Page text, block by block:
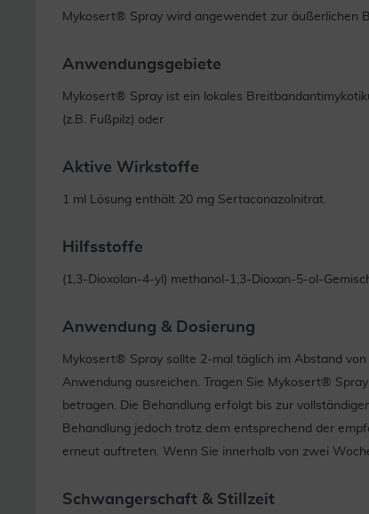
Mykosert® Spray wird angewendet zur äußerlichen
Anwendungsgebiete
Mykosert® Spray ist ein lokales
(z.B. Fußpilz) oder
Aktive Wirkstoffe
1 ml Lösung enthält 20 mg Sertaconazolnitrat.
Hilfsstoffe
(1,3-Dioxolan-4-yl) methanol-1,3-Dioxan-5-ol-
Anwendung & Dosierung
Mykosert® Spray sollte 2-mal täglich im Abstand
Anwendung ausreichen. Tragen Sie Mykosert®
betragen. Die Behandlung erfolgt bis zur
Behandlung jedoch trotz dem entsprechend der
erneut auftreten. Wenn Sie innerhalb von zwei
Schwangerschaft & Stillzeit